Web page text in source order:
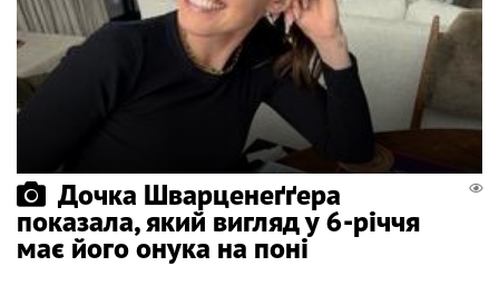
Дочка Шварценеґґера
показала, який вигляд у 6-річчя
має його онука на поні